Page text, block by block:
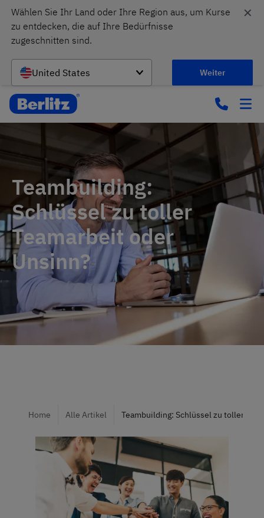
Wählen Sie Ihr Land oder Ihre Region aus, um Kurse
zu entdecken, die auf Ihre Bedürfnisse
zugeschnitten sind.
United States Weiter
✕
Teambuilding:
Schlüssel zu toller
Teamarbeit oder
Unsinn?
Home Alle Artikel Teambuilding: Schlüssel zu toller